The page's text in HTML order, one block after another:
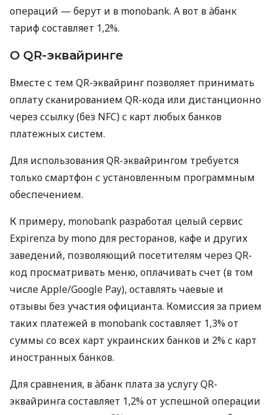
операций — берут и в monobank. А вот в àбанк
тариф составляет 1,2%.
О QR-эквайринге
Вместе с тем QR-эквайринг позволяет принимать
оплату сканированием QR-кода или дистанционно
через ссылку (без NFC) с карт любых банков
платежных систем.
Для использования QR-эквайрингом требуется
только смартфон с установленным программным
обеспечением.
К примеру, monobank разработал целый сервис
Expirenza by mono для ресторанов, кафе и других
заведений, позволяющий посетителям через QR-
код просматривать меню, оплачивать счет (в том
числе Apple/Google Pay), оставлять чаевые и
отзывы без участия официанта. Комиссия за прием
таких платежей в monobank составляет 1,3% от
суммы со всех карт украинских банков и 2% с карт
иностранных банков.
Для сравнения, в àбанк плата за услугу QR-
эквайринга составляет 1,2% от успешной операции